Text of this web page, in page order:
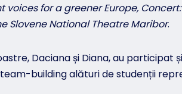
voices for a greener Europe,
Slovene National Theatre Maribor.
Daciana și Diana, au participat
building alături de studenții